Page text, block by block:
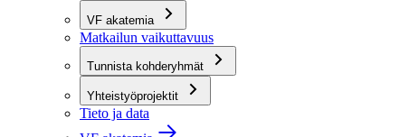
VF akatemia
Matkailun vaikuttavuus
Tunnista kohderyhmät
Yhteistyöprojektit
Tieto ja data